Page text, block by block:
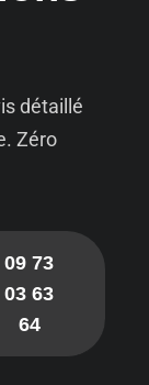
détaillé
Zéro
09 73
03 63
64